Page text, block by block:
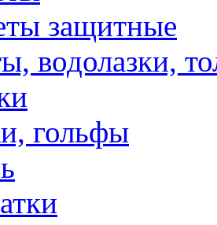
защитные
водолазки,
гольфы